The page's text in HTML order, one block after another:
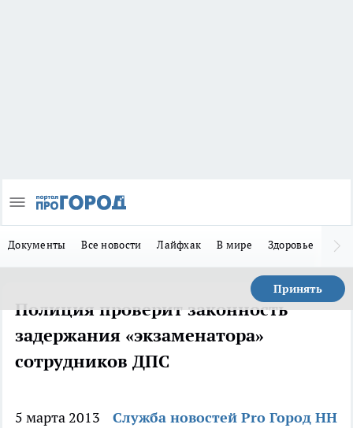
Документы Все новости Лайфхак В мире Здоровье
Принять
Полиция проверит законность
задержания «экзаменатора»
сотрудников ДПС
5 марта 2013
Служба новостей Pro Город НН